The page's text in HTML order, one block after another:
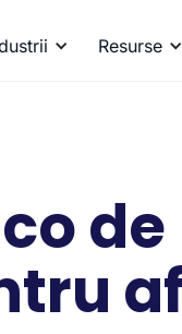
Resurse
de